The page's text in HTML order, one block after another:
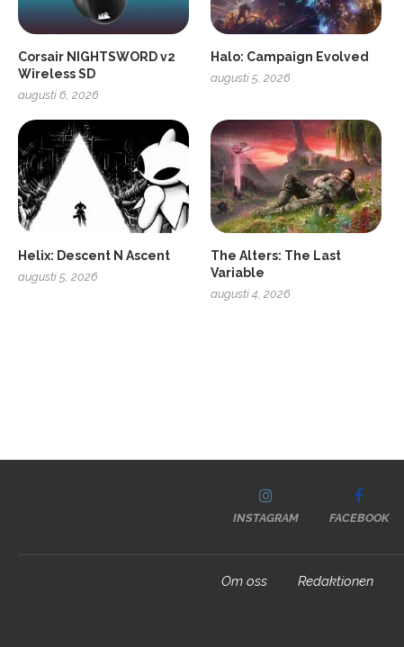
Corsair NIGHTSWORD v2
Wireless SD
augusti 6, 2026
Halo: Campaign Evolved
augusti 5, 2026
Helix: Descent N Ascent
augusti 5, 2026
The Alters: The Last
Variable
augusti 4, 2026
INSTAGRAM FACEBOOK
Om oss Redaktionen